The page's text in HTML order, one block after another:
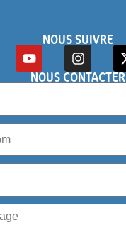
NOUS SUIVRE
NOUS CONTACTER